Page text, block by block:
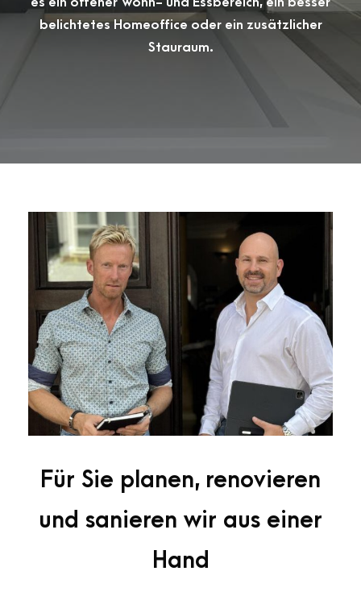
belichtetes Homeoffice oder ein zusätzlicher
Stauraum.
Für Sie planen, renovieren
und sanieren wir aus einer
Hand